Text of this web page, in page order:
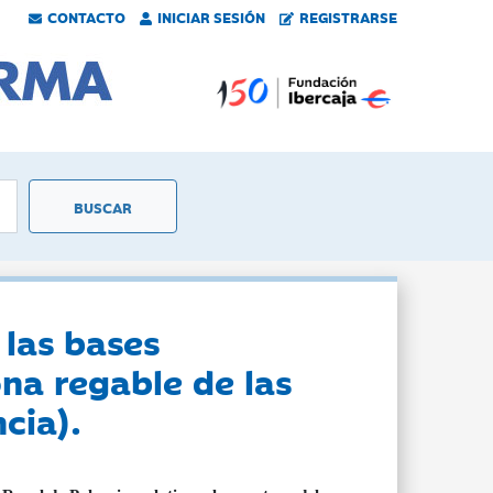
CONTACTO INICIAR SESIÓN REGISTRARSE
bases
regable de las